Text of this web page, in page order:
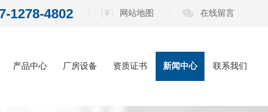
1278-4802 网站地图 在线留言
产品中心 厂房设备 资质证书 新闻中心 联系我们